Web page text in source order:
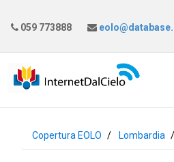
059 773888
Copertura EOLO Lombardia